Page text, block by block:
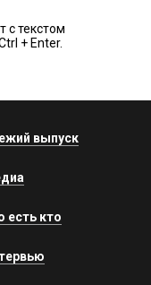
с текстом
+ Enter.
выпуск
есть кто